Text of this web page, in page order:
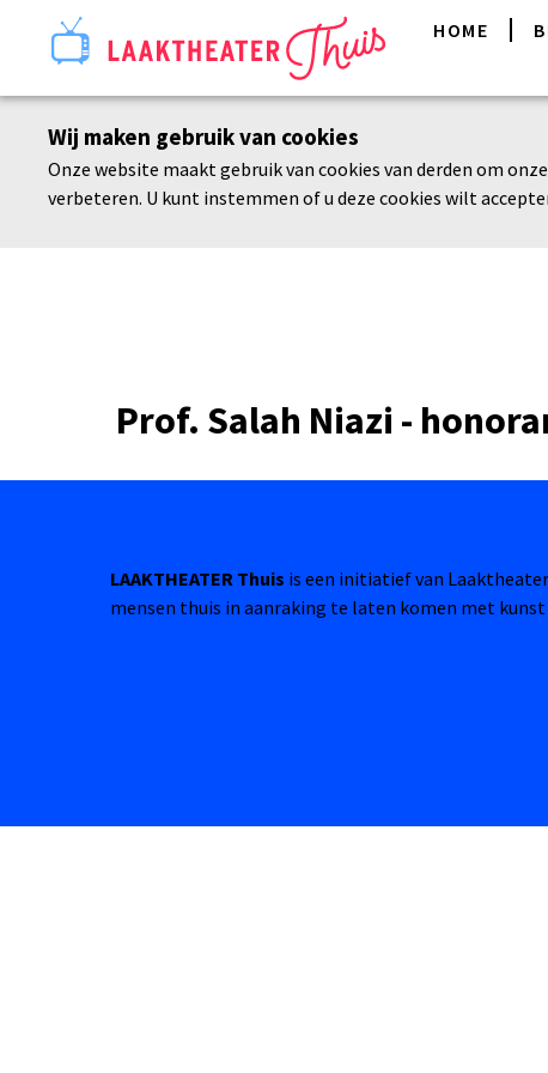
Wij maken gebruik van cookies
Onze website maakt gebruik van cookies van derden om
verbeteren. U kunt instemmen of u deze cookies wilt
HOME
Prof. Salah Niazi -
LAAKTHEATER Thuis is een initiatief van
mensen thuis in aanraking te laten komen met